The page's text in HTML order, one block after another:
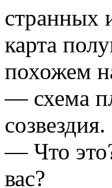
странных
карта
похожем
— схема
созвездия.
— Что
вас?